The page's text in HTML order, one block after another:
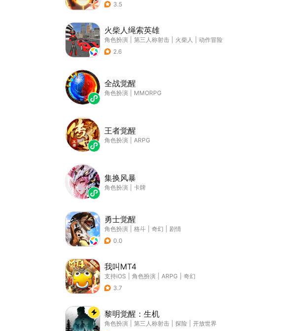
3.5
火柴人绳索英雄
角色扮演 第三人称射击 火柴人
动作冒险
2.6
全战觉醒
角色扮演 MMORPG
王者觉醒
角色扮演 ARPG
集换风暴
角色扮演 卡牌
勇士觉醒
角色扮演 格斗 奇幻
剧情
0.0
我叫MT4
支持iOS 角色扮演 ARPG
奇幻
3.7
黎明觉醒：生机
角色扮演 第三人称射击 探险
开放世界